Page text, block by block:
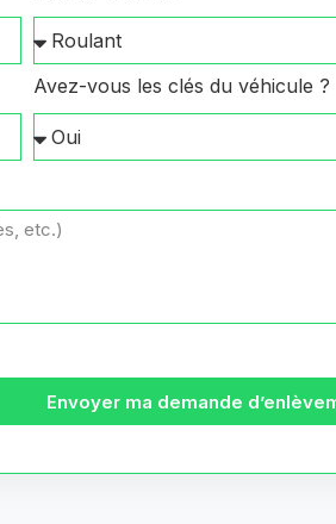
Avez-vous les clés du véhicule ?
Envoyer ma demande